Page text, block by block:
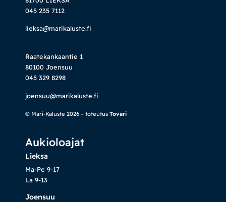
045 235 7112
lieksa@marikaluste.fi
Raatekankaantie 1
80100 Joensuu
045 329 8298
joensuu@marikaluste.fi
© Mari-Kaluste 2026 – toteutus Tovari
Aukioloajat
Lieksa
Ma-Pe 9-17
La 9-13
Joensuu